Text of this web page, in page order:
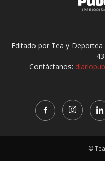
Editado por Tea y Deportea
Contáctanos:
©